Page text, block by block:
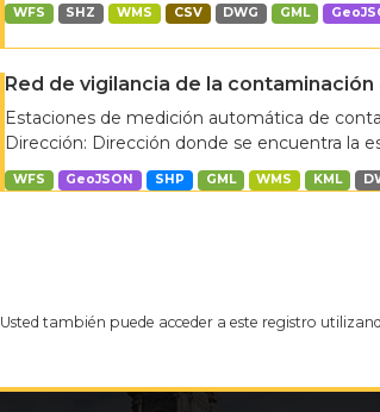
WFS SHZ WMS CSV DWG GML
Red de vigilancia de la
Estaciones de medición automática de
Dirección: Dirección donde se encuentra la
WFS GeoJSON SHP GML WMS KML
Usted también puede acceder a este registro